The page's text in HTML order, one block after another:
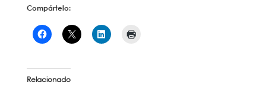
Compártelo:
Relacionado